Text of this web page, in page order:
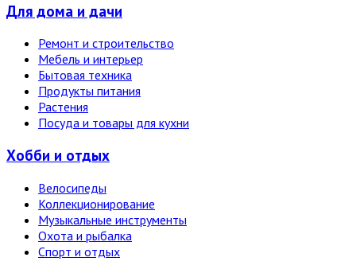
Для дома и дачи
Ремонт и строительство
Мебель и интерьер
Бытовая техника
Продукты питания
Растения
Посуда и товары для кухни
Хобби и отдых
Велосипеды
Коллекционирование
Музыкальные инструменты
Охота и рыбалка
Спорт и отдых